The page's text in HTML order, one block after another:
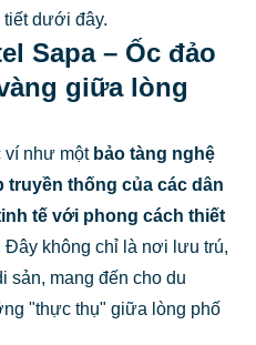
dưới đây.
Sapa – Ốc đảo
giữa lòng
ví như mộtbảo tàng nghệ
truyền thống của các dân
tế với phong cách thiết
Đây không chỉ là nơi lưu trú,
sản, mang đến cho du
"thực thụ" giữa lòng phố